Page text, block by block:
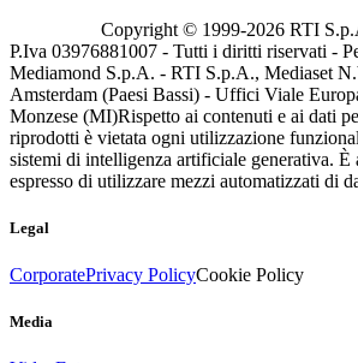
Copyright © 1999-2026 RTI
P.Iva 03976881007 - Tutti i diritti riservati -
Mediamond S.p.A. - RTI S.p.A., Mediaset
Amsterdam (Paesi Bassi) - Uffici Viale
Monzese (MI)Rispetto ai contenuti e ai dati
riprodotti è vietata ogni utilizzazione
sistemi di intelligenza artificiale generativa. È
espresso di utilizzare mezzi automatizzati di
Legal
CorporatePrivacy PolicyCookie Policy
Media